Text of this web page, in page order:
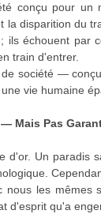
conçu pour un
la disparition du
ils échouent par
train d'entrer.
société —
vie humaine
Mais Pas
d'or. Un paradis
les mêmes
d'esprit qu'a